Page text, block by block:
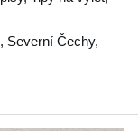
, Severní Čechy,